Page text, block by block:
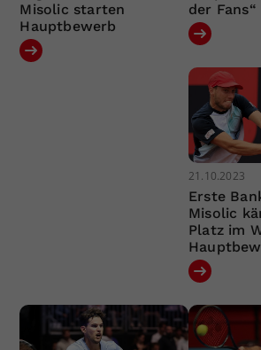
Misolic starten
Hauptbewerb
der Fans“
21.10.2023
Erste
Misolic
Platz im